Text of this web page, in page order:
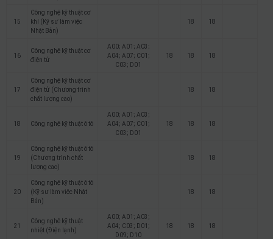
15
Công nghệ kỹ thuật cơ
khí (Kỹ sư làm việc
Nhật Bản)
18 18
16
Công nghệ kỹ thuật cơ
điện tử
A00; A01; A03;
A04; A07; C01;
C03; D01
18 18 18
17
Công nghệ kỹ thuật cơ
điện tử (Chương trình
chất lượng cao)
18 18
18 Công nghệ kỹ thuật ô tô
A00; A01; A03;
A04; A07; C01;
C03; D01
18 18 18
19
Công nghệ kỹ thuật ô tô
(Chương trình chất
lượng cao)
18 18
20
Công nghệ kỹ thuật ô tô
(Kỹ sư làm việc Nhật
Bản)
18 18
21
Công nghệ kỹ thuật
nhiệt (Điện lạnh)
A00; A01; A03;
A04; C03; D01;
D09; D10
18 18 18